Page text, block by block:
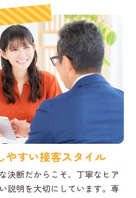
やすい接客スタイル
決断だからこそ、丁寧なヒア
説明を大切にしています。専